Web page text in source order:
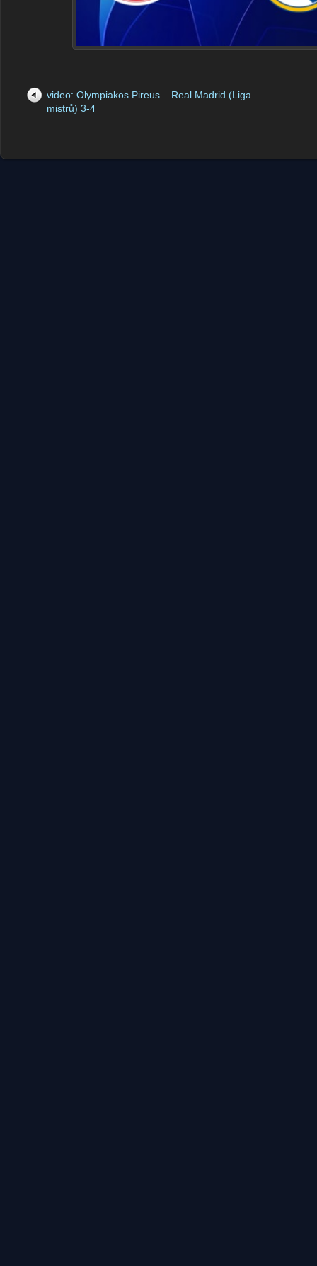
video: Olympiakos Pireus – Real Madrid (Liga
mistrů) 3-4